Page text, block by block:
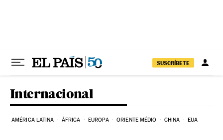
SUSCRÍBETE
Internacional
AMÉRICA LATINA ÁFRICA EUROPA ORIENTE MÉDIO CHINA EUA